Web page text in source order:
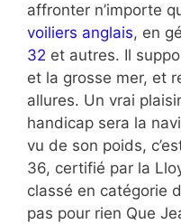
affronter n’importe
voiliers anglais, en
32 et autres. Il
et la grosse mer, et
allures. Un vrai
handicap sera la
vu de son poids,
36, certifié par la
classé en catégorie
pas pour rien Que